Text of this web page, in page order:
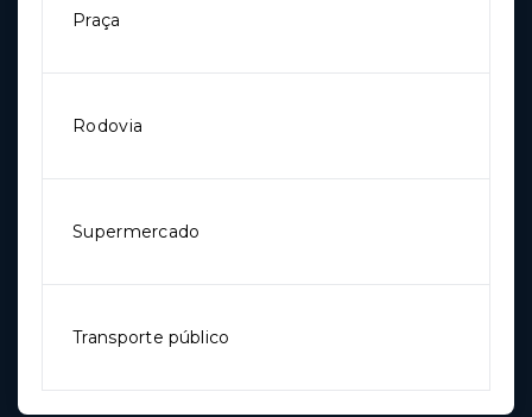
Praça
Rodovia
Supermercado
Transporte público